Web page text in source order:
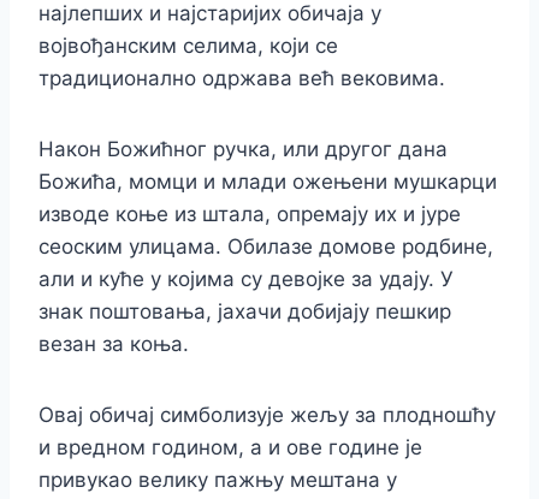
најлепших и најстаријих обичаја у
војвођанским селима, који се
традиционално одржава већ вековима.
Након Божићног ручка, или другог дана
Божића, момци и млади ожењени мушкарци
изводе коње из штала, опремају их и јуре
сеоским улицама. Обилазе домове родбине,
али и куће у којима су девојке за удају. У
знак поштовања, јахачи добијају пешкир
везан за коња.
Овај обичај симболизује жељу за плодношћу
и вредном годином, а и ове године је
привукао велику пажњу мештана у